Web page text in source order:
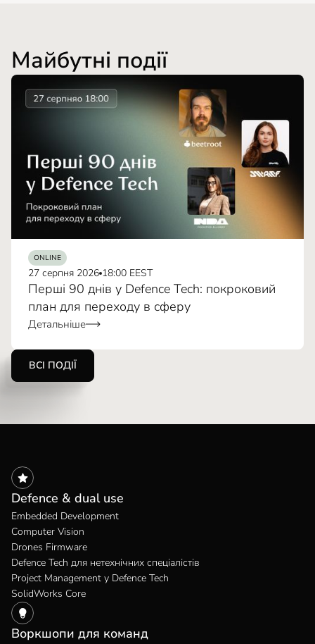
Майбутні події
ONLINE
27 серпня 2026 18:00 EEST
Перші 90 днів у Defence Tech: покроковий
план для переходу в сферу
Детальніше
ВСІ ПОДІЇ
Defence & dual use
Embedded Development
Computer Vision
Drones Firmware
Defence Tech для нетехнічних спеціалістів
Project Management у Defence Tech
SolidWorks Core
Воркшопи для команд